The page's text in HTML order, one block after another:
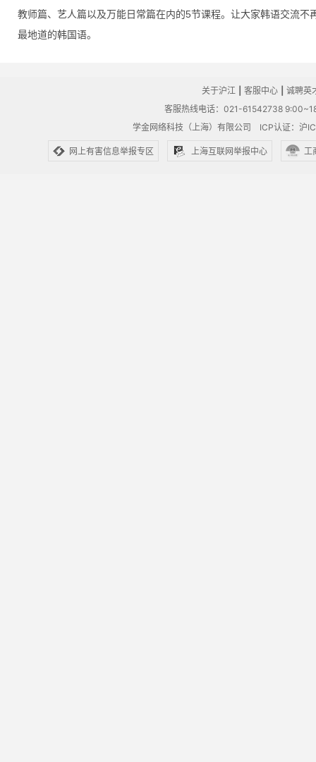
教师篇、艺人篇以及万能日常篇在内的5节课程。让大家韩语交流不
最地道的韩国语。
关于沪江 客服中心
诚聘英
客服热线电话：021-61542738
学金网络科技（上海）有限公司 ICP认证：沪
网上有害信息举报专区 上海互联网举报中心 工